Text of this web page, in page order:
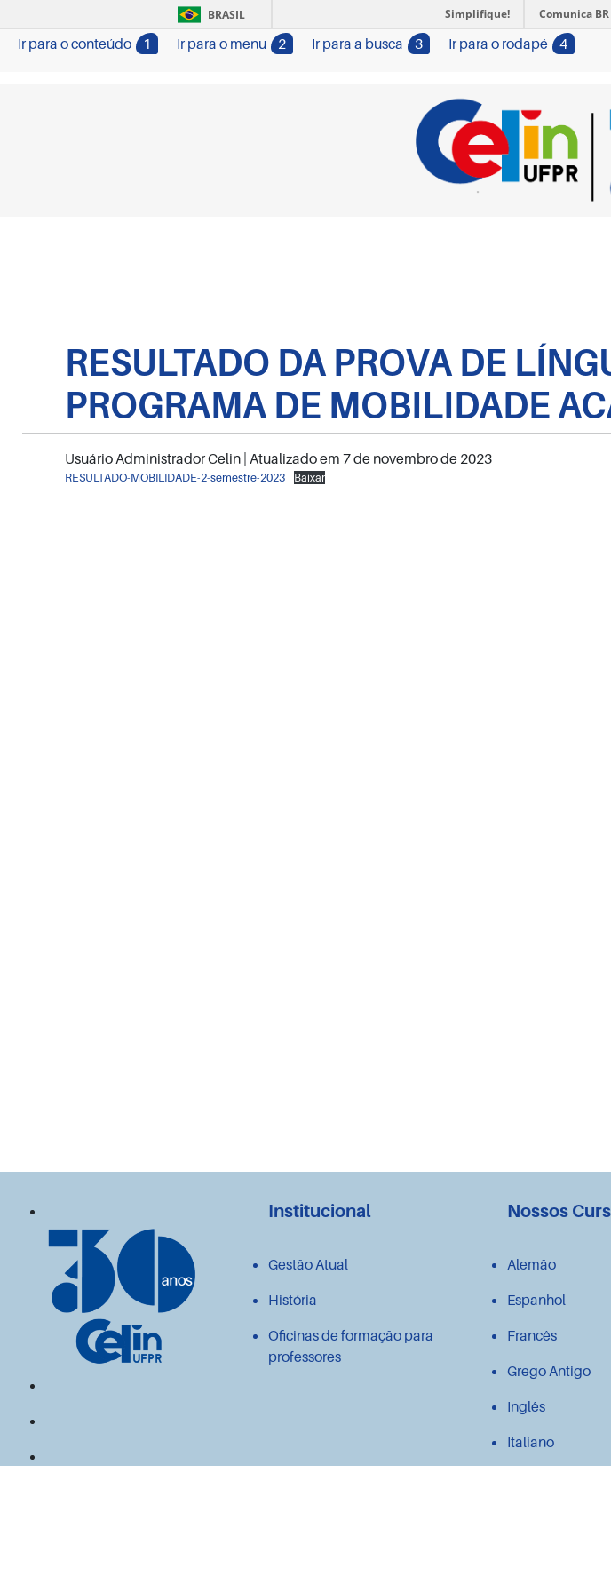
BRASIL Simplifique! Comunica BR
Ir para o conteúdo 1 Ir para o menu 2 Ir para a busca 3 Ir para o rodapé 4
RESULTADO DA PROVA DE
PROGRAMA DE MOBILIDADE
Usuário Administrador Celin | Atualizado em 7 de novembro de 2023
RESULTADO-MOBILIDADE-2-semestre-2023 Baixar
Institucional
Gestão Atual
História
Oficinas de formação para
professores
Nossos
Alemão
Espanhol
Francês
Grego Antigo
Inglês
Italiano